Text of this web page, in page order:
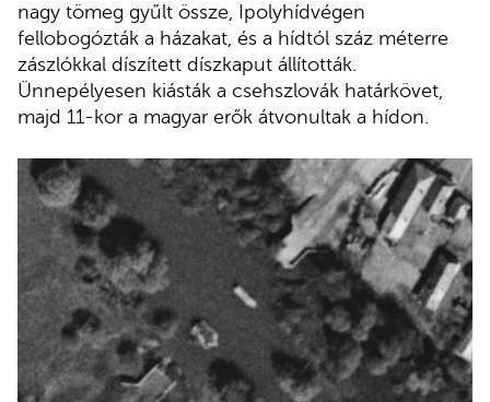
nagy tömeg gyűlt össze, Ipolyhídvégen
fellobogózták a házakat, és a hídtól száz méterre
zászlókkal díszített díszkaput állították.
Ünnepélyesen kiásták a csehszlovák határkövet,
majd 11-kor a magyar erők átvonultak a hídon.